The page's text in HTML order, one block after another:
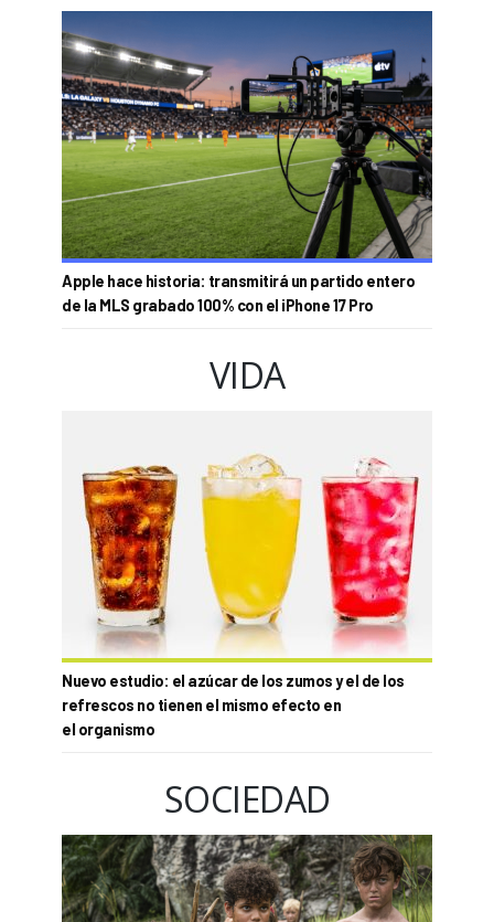
Apple hace historia: transmitirá un partido entero
de la MLS grabado 100% con el iPhone 17 Pro
VIDA
Nuevo estudio: el azúcar de los zumos y el de los
refrescos no tienen el mismo efecto en
el organismo
SOCIEDAD